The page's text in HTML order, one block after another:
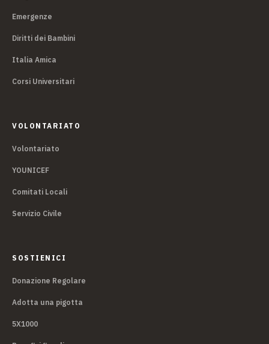
Emergenze
Diritti dei Bambini
Italia Amica
Corsi Universitari
VOLONTARIATO
Volontariato
YOUNICEF
Comitati Locali
Servizio Civile
SOSTIENICI
Donazione Regolare
Adotta una pigotta
5X1000